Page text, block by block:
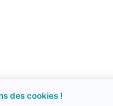
des cookies !